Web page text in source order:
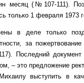
месяц (№107-111).
только 1 февраля 1973
в деле только
за
Последний
– это предложение
выступить в